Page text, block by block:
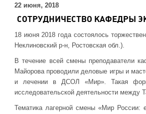
22 июня, 2018
СОТРУДНИЧЕСТВО КАФЕДРЫ
18 июня 2018 года состоялось
Неклиновский р-н, Ростовская обл.).
В течение всей смены преподаватели
Майорова проводили деловые игры и
и лечении в ДСОЛ «Мир». Такая
исследовательской деятельности
Тематика лагерной смены «Мир России: